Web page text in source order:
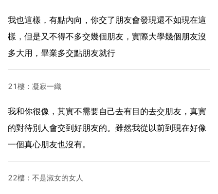
我也這樣，有點內向，你交了朋友會發現還不如現在這
樣，但是又不得不多交幾個朋友，實際大學幾個朋友沒
多大用，畢業多交點朋友就行
21樓：凝寂一織
我和你很像，其實不需要自己去有目的去交朋友，真實
的對待別人會交到好朋友的。雖然我從以前到現在好像
一個真心朋友也沒有。
22樓：不是淑女的女人